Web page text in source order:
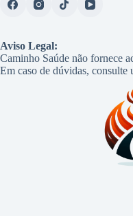
Aviso Legal:
Caminho Saúde não fornece
Em caso de dúvidas, consulte